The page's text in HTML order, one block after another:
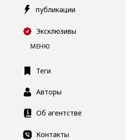
публикации
Эксклюзивы
МЕНЮ
Теги
Авторы
Об агентстве
Контакты